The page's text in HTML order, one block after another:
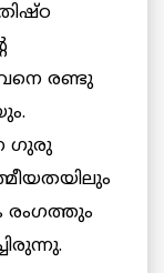
രണ്ടു
ഗുരു
രംഗത്തും